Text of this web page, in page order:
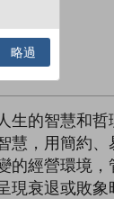
生的智慧和
，用簡約
經營環境
衰退或敗
略過